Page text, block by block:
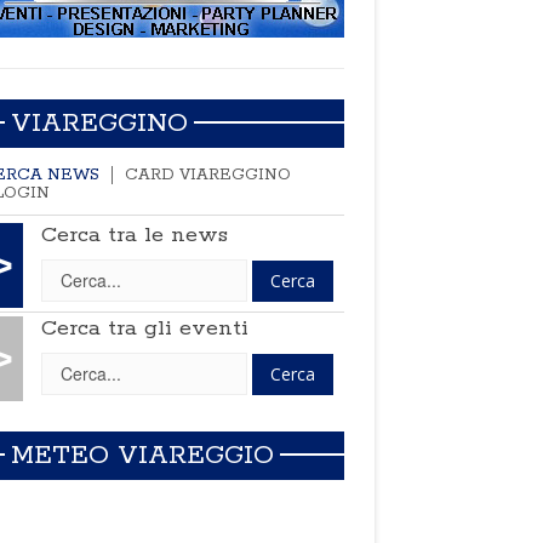
VIAREGGINO
NEWS
CARD VIAREGGINO
Cerca tra le news
Cerca tra gli eventi
METEO VIAREGGIO